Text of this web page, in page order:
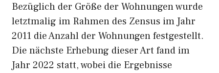
Bezüglich der Größe der Wohnungen wurde
letztmalig im Rahmen des Zensus im Jahr
2011 die Anzahl der Wohnungen festgestellt.
Die nächste Erhebung dieser Art fand im
Jahr 2022 statt, wobei die Ergebnisse